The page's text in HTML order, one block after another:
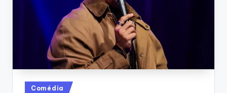
Posted
Comédia